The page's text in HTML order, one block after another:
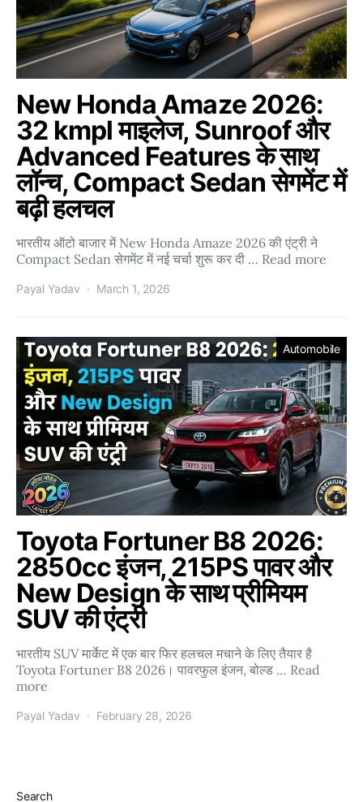
New Honda Amaze 2026:
32 kmpl माइलेज, Sunroof और
Advanced Features के साथ
लॉन्च, Compact Sedan सेगमेंट में
बढ़ी हलचल
भारतीय ऑटो बाजार में New Honda Amaze 2026 की एंट्री ने
Compact Sedan सेगमेंट में नई चर्चा शुरू कर दी … Read more
Payal Yadav March 1, 2026
Automobile
Toyota Fortuner B8 2026:
2850cc इंजन, 215PS पावर और
New Design के साथ प्रीमियम
SUV की एंट्री
भारतीय SUV मार्केट में एक बार फिर हलचल मचाने के लिए तैयार है
Toyota Fortuner B8 2026। पावरफुल इंजन, बोल्ड … Read
more
Payal Yadav February 28, 2026
Search